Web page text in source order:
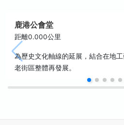
鹿港公會堂
距離0.000公里
為歷史文化軸線的延展，結合在地
老街區整體再發展。